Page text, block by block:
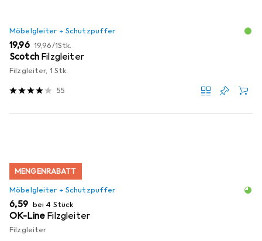
Möbelgleiter + Schutzpuffer
EUR
19,96 EUR
19,96/1Stk.
Scotch Filzgleiter
Filzgleiter, 1 Stk.
55
MENGENRABATT
Möbelgleiter + Schutzpuffer
EUR
6,59 bei 4 Stück
OK-Line Filzgleiter
Filzgleiter